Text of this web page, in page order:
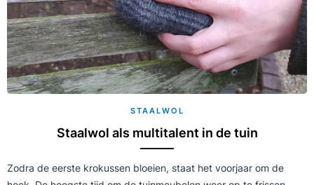
STAALWOL
Staalwol als multitalent in de tuin
Zodra de eerste krokussen bloeien, staat het voorjaar om de